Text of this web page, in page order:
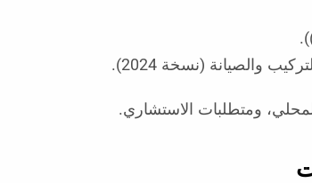
والصيانة (نسخة 2024).